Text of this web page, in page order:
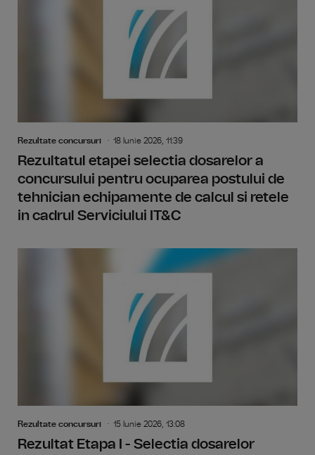
Rezultate concursuri 18 Iunie 2026, 11:39
Rezultatul etapei selectia dosarelor a
concursului pentru ocuparea postului de
tehnician echipamente de calcul si retele
in cadrul Serviciului IT&C
Rezultate concursuri 15 Iunie 2026, 13:08
Rezultat Etapa I - Selectia dosarelor